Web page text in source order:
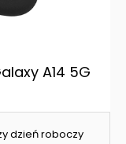
dzień roboczy
A14 5G